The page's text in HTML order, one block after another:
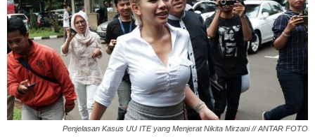
Penjelasan Kasus UU ITE yang Menjerat Nikita Mirzani // ANTAR FOTO